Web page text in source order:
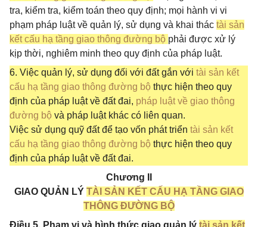
tra, kiểm tra, kiểm toán theo quy định; mọi hành vi vi
phạm pháp luật về quản lý, sử dụng và khai thác tài sản
kết cấu hạ tầng giao thông đường bộ phải được xử lý
kịp thời, nghiêm minh theo quy định của pháp luật.
6. Việc quản lý, sử dụng đối với đất gắn với tài sản kết
cấu hạ tầng giao thông đường bộ thực hiện theo quy
định của pháp luật về đất đai, pháp luật về giao thông
đường bộ và pháp luật khác có liên quan.
Việc sử dụng quỹ đất để tạo vốn phát triển tài sản kết
cấu hạ tầng giao thông đường bộ thực hiện theo quy
định của pháp luật về đất đai.
Chương II
GIAO QUẢN LÝ TÀI SẢN KẾT CẤU HẠ TẦNG GIAO
THÔNG ĐƯỜNG BỘ
Điều 5. Phạm vi và hình thức giao quản lý tài sản kết